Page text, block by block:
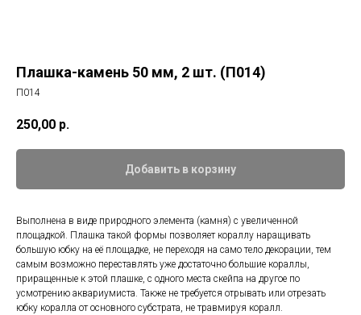
Плашка-камень 50 мм, 2 шт. (П014)
П014
250,00 р.
Добавить в корзину
Выполнена в виде природного элемента (камня) с увеличенной
площадкой. Плашка такой формы позволяет кораллу наращивать
большую юбку на её площадке, не переходя на само тело декорации, тем
самым возможно переставлять уже достаточно большие кораллы,
приращенные к этой плашке, с одного места скейпа на другое по
усмотрению аквариумиста. Также не требуется отрывать или отрезать
юбку коралла от основного субстрата, не травмируя коралл.